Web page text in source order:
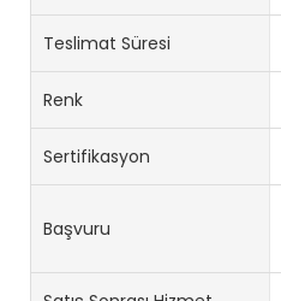
Teslimat Süresi
Renk
Sertifikasyon
Başvuru